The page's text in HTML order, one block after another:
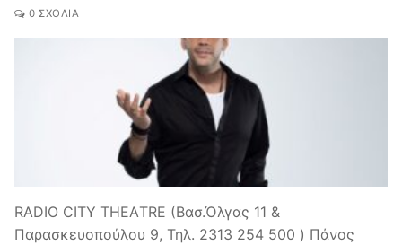
0 ΣΧΌΛΙΑ
RADIO CITY THEAΤRE (Βασ.Όλγας 11 &
Παρασκευοπούλου 9, Τηλ. 2313 254 500 ) Πάνος